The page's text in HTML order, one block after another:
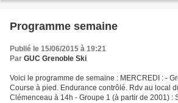
Programme semaine
Publié le 15/06/2015 à 19:21
Par GUC Grenoble Ski
Voici le programme de semaine : MERCREDI : -
Course à pied. Endurance contrôlé. Rdv au local
Clémenceau à 14h - Groupe 1 (à partir de 2001) :